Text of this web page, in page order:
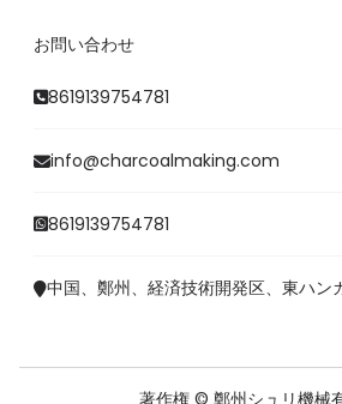
お問い合わせ
8619139754781
info@charcoalmaking.com
8619139754781
中国、鄭州、経済技術開発区、東ハン
著作権 © 鄭州シュリ機械